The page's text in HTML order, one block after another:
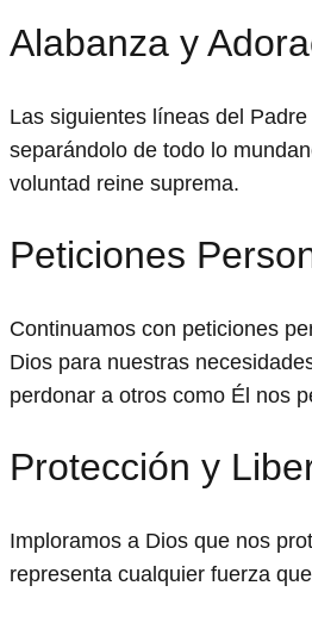
Alabanza y
Las siguientes líneas del
separándolo de todo lo
voluntad reine suprema.
Peticiones
Continuamos con peticiones
Dios para nuestras
perdonar a otros como Él nos
Protección y
Imploramos a Dios que nos
representa cualquier fuerza